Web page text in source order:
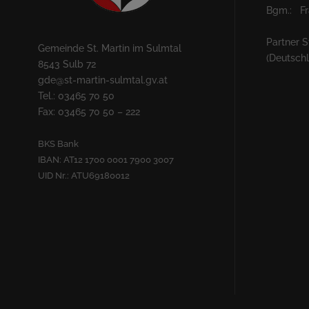
Gemeinde St. Martin im Sulmtal
8543 Sulb 72
gde@st-martin-sulmtal.gv.at
Tel.: 03465 70 50
Fax: 03465 70 50 – 222
BKS Bank
IBAN: AT12 1700 0001 7900 3007
UID Nr.: ATU69180012
Bgm.:
Partner